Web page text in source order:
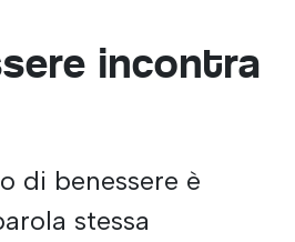
incontra
di benessere è
stessa